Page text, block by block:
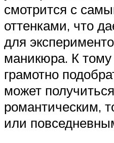
смотрится с
оттенками, что
для
маникюра. К
грамотно
может
романтическим,
или